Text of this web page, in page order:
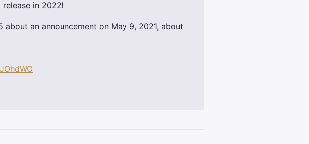
in 2022!
an announcement on May 9, 2021, about